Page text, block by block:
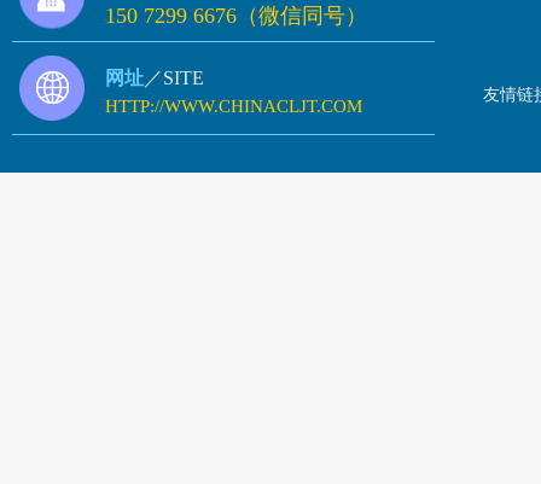
150 7299 6676（微信同号）
网址 ／SITE
HTTP://WWW.CHINACLJT.COM
友情链